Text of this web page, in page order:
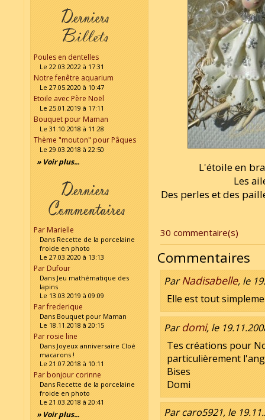
Poules en dentelles
Le 22.03.2022 à 17:31
Notre fenêtre aquarium
Le 27.05.2020 à 10:47
Etoile avec Père Noël
Le 25.01.2019 à 17:11
Bouquet pour Maman
Le 31.10.2018 à 11:28
Thème "mouton" pour Pâques
Le 29.03.2018 à 22:50
» Voir plus...
Par Marielle
Dans Recette de la porcelaine
froide en photo
Le 27.03.2020 à 13:13
Par Dufour
Dans Jeu mathématique des
lapins
Le 13.03.2019 à 09:09
Par frederique
Dans Bouquet pour Maman
Le 18.11.2018 à 20:15
Par rosie line
Dans Joyeux anniversaire Cloé
macarons !
Le 21.07.2018 à 10:11
Par bonjour corinne
Dans Recette de la porcelaine
froide en photo
Le 21.03.2018 à 20:41
» Voir plus...
L'étoile en
Les
Des perles et des
30 commentaire(s)
Commentaires
ParNadisabelle, le
Elle est tout
Pardomi, le
Tes créations pour
particulièrement
Bises
Domi
Par caro5921, le